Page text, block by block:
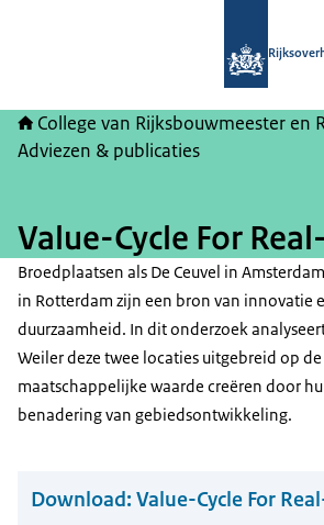
College van Rijksbouwmeester en
Adviezen & publicaties
Value-Cycle For
Broedplaatsen als De Ceuvel in
in Rotterdam zijn een bron van innovatie
duurzaamheid. In dit onderzoek
Weiler deze twee locaties uitgebreid op
maatschappelijke waarde creëren door
benadering van gebiedsontwikkeling.
Download: Value-Cycle For